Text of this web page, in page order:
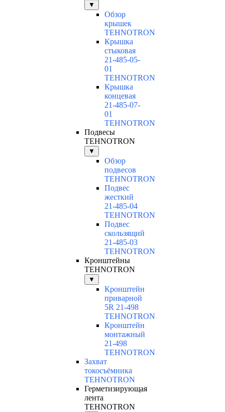
▼
Обзор
крышек
TEHNOTRON
Крышка
стыковая
21-485-05-
01
TEHNOTRON
Крышка
концевая
21-485-07-
01
TEHNOTRON
Подвесы
TEHNOTRON
▼
Обзор
подвесов
TEHNOTRON
Подвес
жесткий
21-485-04
TEHNOTRON
Подвес
скользящий
21-485-03
TEHNOTRON
Кронштейны
TEHNOTRON
▼
Кронштейн
приварной
5R 21-498
TEHNOTRON
Кронштейн
монтажный
21-498
TEHNOTRON
Захват
токосъёмника
TEHNOTRON
Герметизирующая
лента
TEHNOTRON